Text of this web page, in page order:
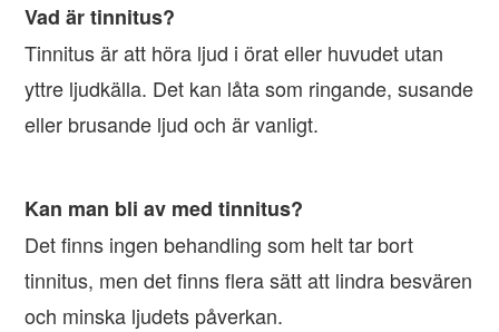
Vad är tinnitus?
Tinnitus är att höra ljud i örat eller huvudet utan
yttre ljudkälla. Det kan låta som ringande, susande
eller brusande ljud och är vanligt.
Kan man bli av med tinnitus?
Det finns ingen behandling som helt tar bort
tinnitus, men det finns flera sätt att lindra besvären
och minska ljudets påverkan.